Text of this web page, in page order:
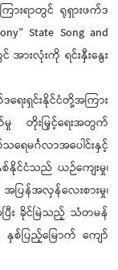
ားရာတွင် ရုရှားဖက်ဒ
State Song and
အားလုံးကို ရင်းနှီးနွေး
ေးရှင်းနိုင်ငံတို့အကြား
က်မှု တိုးမြှင့်ရေးအတွက်
မင်္ဂလာအပေါင်းနှင့်
စ်နိုင်ငံသည် ယဉ်ကျေးမှု၊
ြန်အလှန်လေးစားမှု၊
ပြီး ခိုင်မြဲသည့် သံတမန်
ပြည့်မြောက် ကျော်